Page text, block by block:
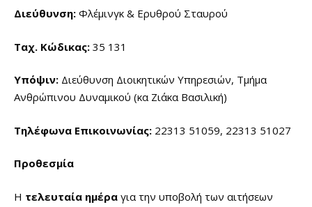
Διεύθυνση: Φλέμινγκ & Ερυθρού Σταυρού
Ταχ. Κώδικας: 35 131
Υπόψιν: Διεύθυνση Διοικητικών Υπηρεσιών, Τμήμα
Ανθρώπινου Δυναμικού (κα Ζιάκα Βασιλική)
Τηλέφωνα Επικοινωνίας: 22313 51059, 22313 51027
Προθεσμία
Η τελευταία ημέρα για την υποβολή των αιτήσεων